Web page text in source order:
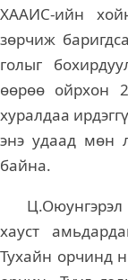
ХААИС-ийн
зөрчиж
голыг
өөрөө ойрхон
хуралдаа
энэ удаад мөн
байна.
хауст
Тухайн орчинд